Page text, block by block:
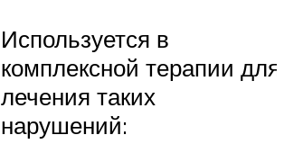
Используется в
комплексной терапии для
лечения таких
нарушений: